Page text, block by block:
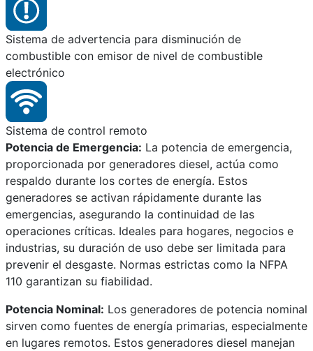
Sistema de advertencia para disminución de
combustible con emisor de nivel de combustible
electrónico
Sistema de control remoto
Potencia de Emergencia: La potencia de emergencia,
proporcionada por generadores diesel, actúa como
respaldo durante los cortes de energía. Estos
generadores se activan rápidamente durante las
emergencias, asegurando la continuidad de las
operaciones críticas. Ideales para hogares, negocios e
industrias, su duración de uso debe ser limitada para
prevenir el desgaste. Normas estrictas como la NFPA
110 garantizan su fiabilidad.
Potencia Nominal: Los generadores de potencia nominal
sirven como fuentes de energía primarias, especialmente
en lugares remotos. Estos generadores diesel manejan